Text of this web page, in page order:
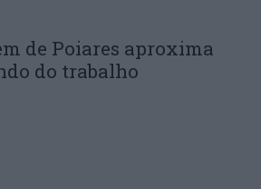
de Poiares aproxima
do trabalho